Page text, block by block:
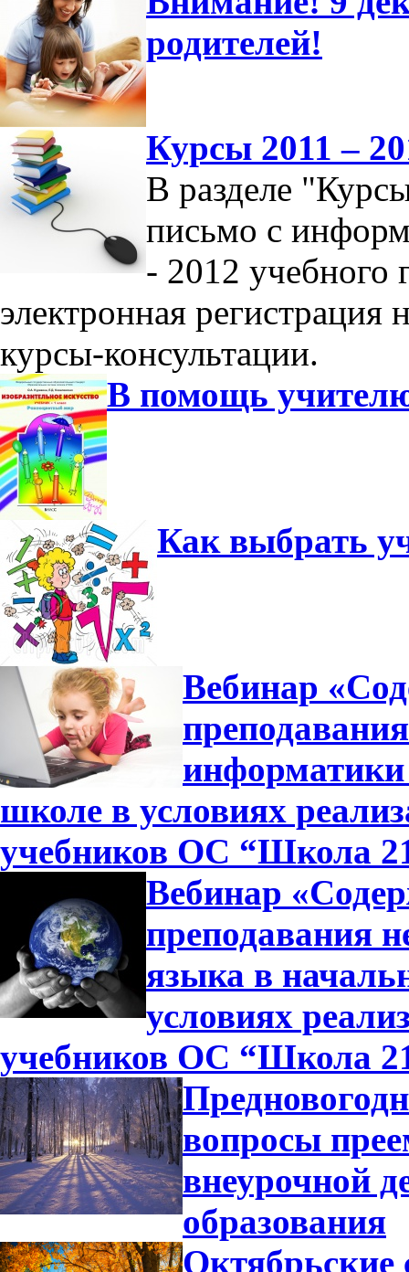
родителей!
Курсы 2011 –
В разделе
письмо с
- 2012 учебного
электронная
курсы-консультации.
В помощь
Как выбрать
Вебинар
информатики
школе в условиях
учебников ОС “Школа
Вебинар
преподавания
языка в
условиях
учебников ОС “Школа
вопросы
внеурочной
образования